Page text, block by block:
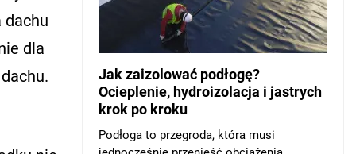
dachu
dla
Jak zaizolować podłogę?
Ocieplenie, hydroizolacja i jastrych
krok po kroku
Podłoga to przegroda, która musi